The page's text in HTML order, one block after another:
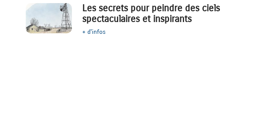
Les secrets pour peindre des ciels
spectaculaires et inspirants
+ d'infos